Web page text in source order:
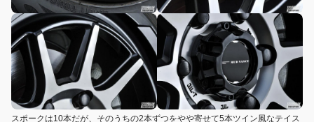
スポークは10本だが、そのうちの2本ずつをやや寄せて5本ツイン風なテイス